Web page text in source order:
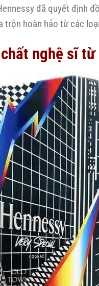
đã quyết định
trộn hoàn hảo từ các
nghệ sĩ từ